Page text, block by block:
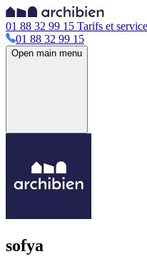
01 88 32 99 15 Tarifs et
01 88 32 99 15
Open main menu
sofya